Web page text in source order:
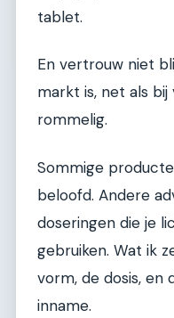
tablet.
En vertrouw niet
markt is, net als
rommelig.
Sommige
beloofd. Andere
doseringen die je
gebruiken. Wat ik
vorm, de dosis,
inname.